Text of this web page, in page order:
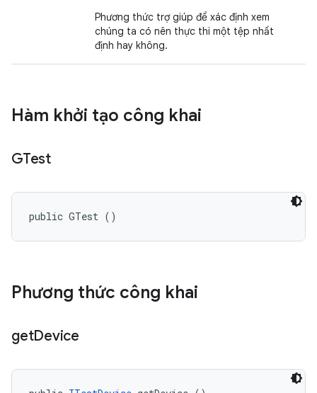
Phương thức trợ giúp để xác định xem
chúng ta có nên thực thi một tệp nhất
định hay không.
Hàm khởi tạo công khai
GTest
public GTest ()
Phương thức công khai
getDevice